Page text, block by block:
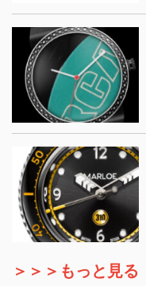
＞＞＞もっと見る